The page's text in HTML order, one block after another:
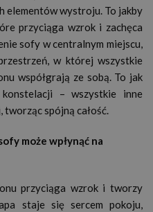
elementów wystroju. To jakby
przyciąga wzrok i zachęca
sofy w centralnym miejscu,
w której wszystkie
współgrają ze sobą. To jak
– wszystkie inne
tworząc spójną całość.
może wpłynąć na
przyciąga wzrok i tworzy
staje się sercem pokoju,